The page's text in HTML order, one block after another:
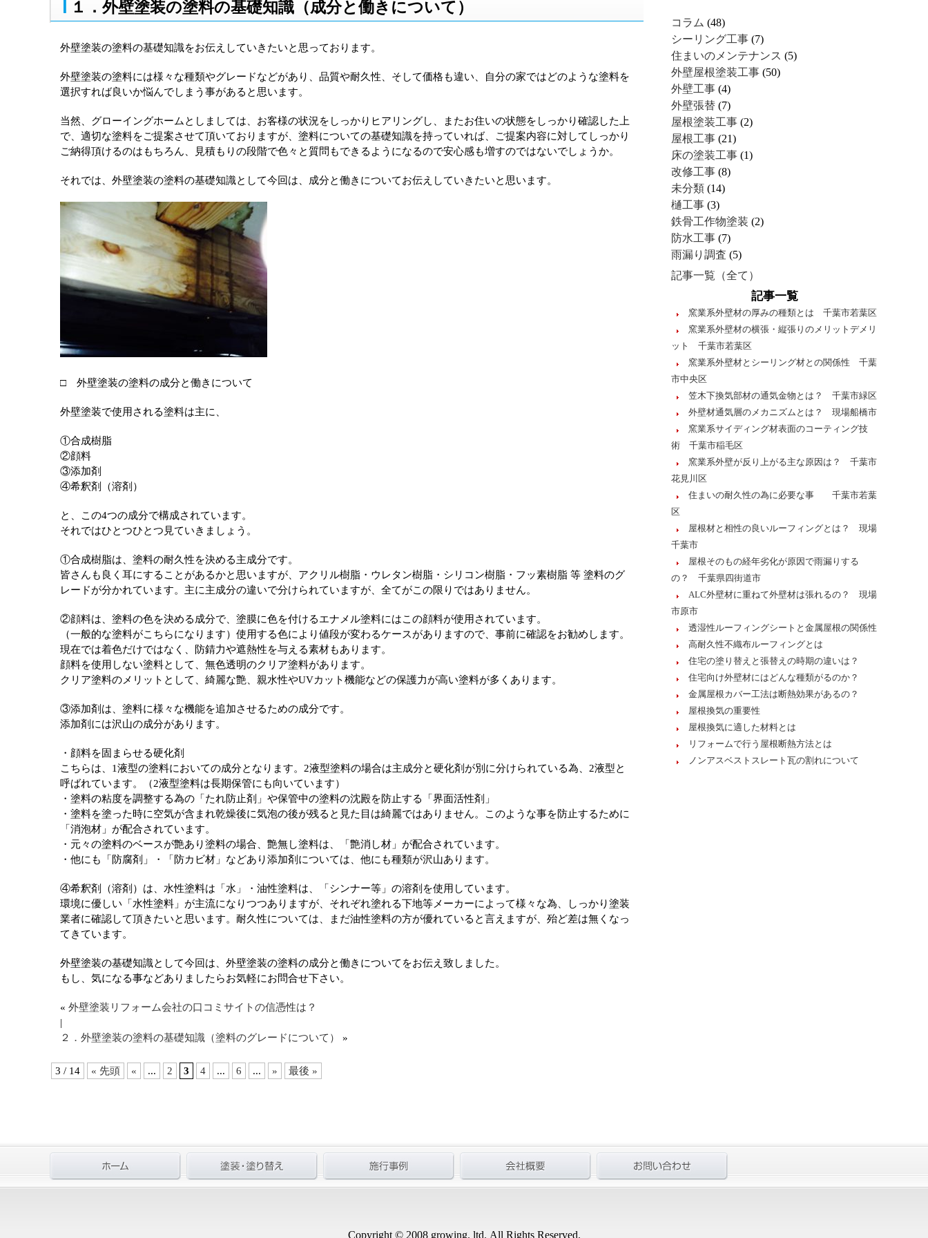
１．外壁塗装の塗料の基礎知識（成分と働きについて）
外壁塗装の塗料の基礎知識をお伝えしていきたいと思っております。
外壁塗装の塗料には様々な種類やグレードなどがあり、品質や耐久性、そして価格も違い、自分の家ではどのような塗料を
選択すれば良いか悩んでしまう事があると思います。
当然、グローイングホームとしましては、お客様の状況をしっかりヒアリングし、またお住いの状態をしっかり確認した上
で、適切な塗料をご提案させて頂いておりますが、塗料についての基礎知識を持っていれば、ご提案内容に対してしっかり
ご納得頂けるのはもちろん、見積もりの段階で色々と質問もできるようになるので安心感も増すのではないでしょうか。
それでは、外壁塗装の塗料の基礎知識として今回は、成分と働きについてお伝えしていきたいと思います。
□ 外壁塗装の塗料の成分と働きについて
外壁塗装で使用される塗料は主に、
①合成樹脂
②顔料
③添加剤
④希釈剤（溶剤）
と、この4つの成分で構成されています。
それではひとつひとつ見ていきましょう。
①合成樹脂は、塗料の耐久性を決める主成分です。
皆さんも良く耳にすることがあるかと思いますが、アクリル樹脂・ウレタン樹脂・シリコン樹脂・フッ素樹脂 等 塗料のグ
レードが分かれています。主に主成分の違いで分けられていますが、全てがこの限りではありません。
②顔料は、塗料の色を決める成分で、塗膜に色を付けるエナメル塗料にはこの顔料が使用されています。
（一般的な塗料がこちらになります）使用する色により値段が変わるケースがありますので、事前に確認をお勧めします。
現在では着色だけではなく、防錆力や遮熱性を与える素材もあります。
顔料を使用しない塗料として、無色透明のクリア塗料があります。
クリア塗料のメリットとして、綺麗な艶、親水性やUVカット機能などの保護力が高い塗料が多くあります。
③添加剤は、塗料に様々な機能を追加させるための成分です。
添加剤には沢山の成分があります。
・顔料を固まらせる硬化剤
こちらは、1液型の塗料においての成分となります。2液型塗料の場合は主成分と硬化剤が別に分けられている為、2液型と
呼ばれています。（2液型塗料は長期保管にも向いています）
・塗料の粘度を調整する為の「たれ防止剤」や保管中の塗料の沈殿を防止する「界面活性剤」
・塗料を塗った時に空気が含まれ乾燥後に気泡の後が残ると見た目は綺麗ではありません。このような事を防止するために
「消泡材」が配合されています。
・元々の塗料のベースが艶あり塗料の場合、艶無し塗料は、「艶消し材」が配合されています。
・他にも「防腐剤」・「防カビ材」などあり添加剤については、他にも種類が沢山あります。
④希釈剤（溶剤）は、水性塗料は「水」・油性塗料は、「シンナー等」の溶剤を使用しています。
環境に優しい「水性塗料」が主流になりつつありますが、それぞれ塗れる下地等メーカーによって様々な為、しっかり塗装
業者に確認して頂きたいと思います。耐久性については、まだ油性塗料の方が優れていると言えますが、殆ど差は無くなっ
てきています。
外壁塗装の基礎知識として今回は、外壁塗装の塗料の成分と働きについてをお伝え致しました。
もし、気になる事などありましたらお気軽にお問合せ下さい。
« 外壁塗装リフォーム会社の口コミサイトの信憑性は？
|
２．外壁塗装の塗料の基礎知識（塗料のグレードについて）
»
3 / 14 « 先頭 « ... 2 3 4 ... 6 ... » 最後 »
コラム (48)
シーリング工事 (7)
住まいのメンテナンス (5)
外壁屋根塗装工事 (50)
外壁工事 (4)
外壁張替 (7)
屋根塗装工事 (2)
屋根工事 (21)
床の塗装工事 (1)
改修工事 (8)
未分類 (14)
樋工事 (3)
鉄骨工作物塗装 (2)
防水工事 (7)
雨漏り調査 (5)
記事一覧（全て）
記事一覧
窯業系外壁材の厚みの種類とは 千葉市若葉区
窯業系外壁材の横張・縦張りのメリットデメリ
ット 千葉市若葉区
窯業系外壁材とシーリング材との関係性 千葉
市中央区
笠木下換気部材の通気金物とは？ 千葉市緑区
外壁材通気層のメカニズムとは？ 現場船橋市
窯業系サイディング材表面のコーティング技
術 千葉市稲毛区
窯業系外壁が反り上がる主な原因は？ 千葉市
花見川区
住まいの耐久性の為に必要な事 千葉市若葉
区
屋根材と相性の良いルーフィングとは？ 現場
千葉市
屋根そのもの経年劣化が原因で雨漏りする
の？ 千葉県四街道市
ALC外壁材に重ねて外壁材は張れるの？ 現場
市原市
透湿性ルーフィングシートと金属屋根の関係性
高耐久性不織布ルーフィングとは
住宅の塗り替えと張替えの時期の違いは？
住宅向け外壁材にはどんな種類がるのか？
金属屋根カバー工法は断熱効果があるの？
屋根換気の重要性
屋根換気に適した材料とは
リフォームで行う屋根断熱方法とは
ノンアスベストスレート瓦の割れについて
Copyright © 2008 growing. ltd. All Rights Reserved.